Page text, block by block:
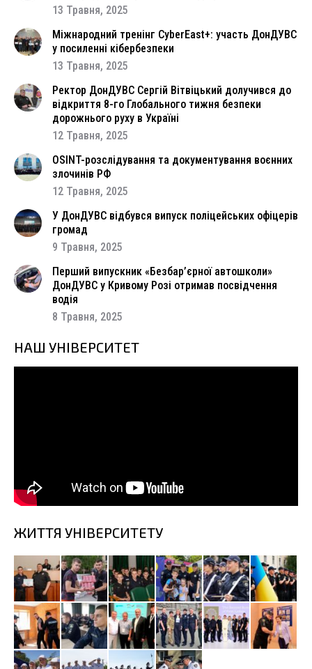
13 Травня, 2025
Міжнародний тренінг CyberEast+: участь ДонДУВС
у посиленні кібербезпеки
13 Травня, 2025
Ректор ДонДУВС Сергій Вітвіцький долучився до
відкриття 8-го Глобального тижня безпеки
дорожнього руху в Україні
12 Травня, 2025
OSINT-розслідування та документування воєнних
злочинів РФ
12 Травня, 2025
У ДонДУВС відбувся випуск поліцейських офіцерів
громад
9 Травня, 2025
Перший випускник «Безбар’єрної автошколи»
ДонДУВС у Кривому Розі отримав посвідчення
водія
8 Травня, 2025
НАШ УНІВЕРСИТЕТ
ЖИТТЯ УНІВЕРСИТЕТУ